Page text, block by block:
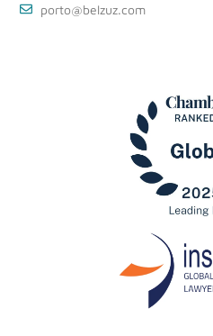
porto@belzuz.com